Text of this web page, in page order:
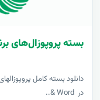
بسته پروپوزال‌های
دانلود بسته کامل
در Word &..